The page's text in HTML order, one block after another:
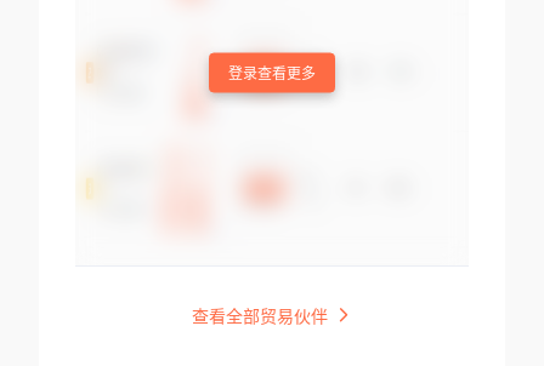
登录查看更多
查看全部贸易伙伴